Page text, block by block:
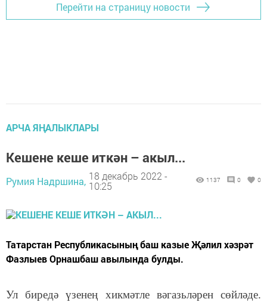
Перейти на страницу новости
АРЧА ЯҢАЛЫКЛАРЫ
Кешене кеше иткән – акыл...
Румия Надршина, 18 декабрь 2022 -
10:25
1137 0 0
Татарстан Республикасының баш казые Җәлил хәзрәт
Фазлыев Орнашбаш авылында булды.
Ул биредә үзенең хикмәтле вәгазьләрен сөйләде.